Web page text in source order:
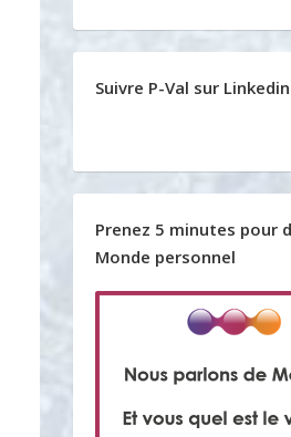
Suivre P-Val sur Linkedin
Prenez 5 minutes pour
Monde personnel